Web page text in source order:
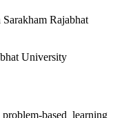
Rajabhat
University
based learning